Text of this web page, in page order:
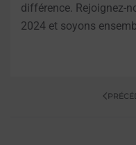
différence. Rejoignez-
2024 et soyons